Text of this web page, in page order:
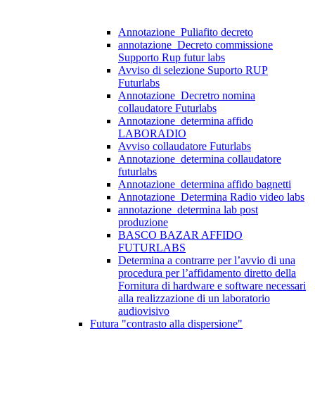
Annotazione_Puliafito decreto
annotazione_Decreto commissione
Supporto Rup futur labs
Avviso di selezione Suporto RUP
Futurlabs
Annotazione_Decretro nomina
collaudatore Futurlabs
Annotazione_determina affido
LABORADIO
Avviso collaudatore Futurlabs
Annotazione_determina collaudatore
futurlabs
Annotazione_determina affido bagnetti
Annotazione_Determina Radio video labs
annotazione_determina lab post
produzione
BASCO BAZAR AFFIDO
FUTURLABS
Determina a contrarre per l’avvio di una
procedura per l’affidamento diretto della
Fornitura di hardware e software necessari
alla realizzazione di un laboratorio
audiovisivo
Futura "contrasto alla dispersione"